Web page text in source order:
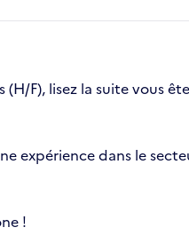
F), lisez la suite vous
expérience dans le
!